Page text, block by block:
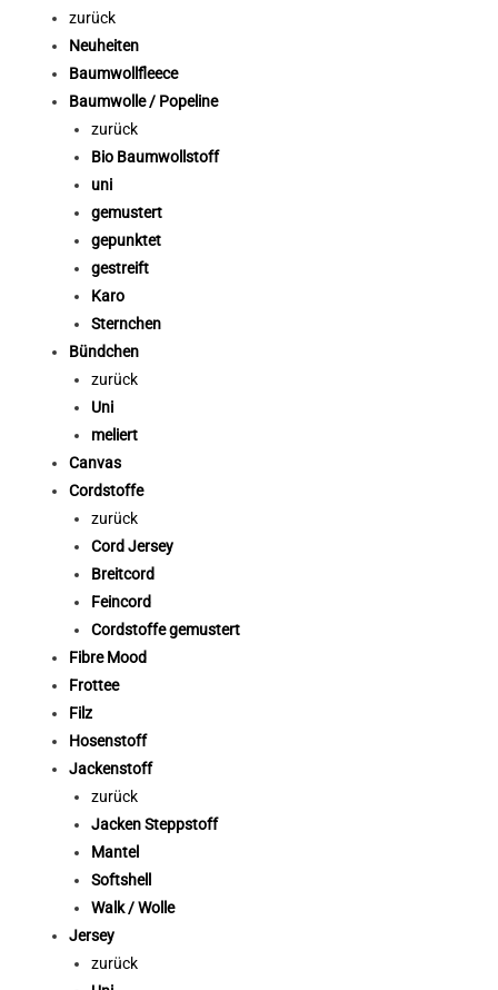
zurück
Neuheiten
Baumwollfleece
Baumwolle / Popeline
zurück
Bio Baumwollstoff
uni
gemustert
gepunktet
gestreift
Karo
Sternchen
Bündchen
zurück
Uni
meliert
Canvas
Cordstoffe
zurück
Cord Jersey
Breitcord
Feincord
Cordstoffe gemustert
Fibre Mood
Frottee
Filz
Hosenstoff
Jackenstoff
zurück
Jacken Steppstoff
Mantel
Softshell
Walk / Wolle
Jersey
zurück